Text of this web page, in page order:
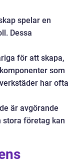
spelar en
Dessa
för att skapa,
som
har ofta
är avgörande
stora företag kan